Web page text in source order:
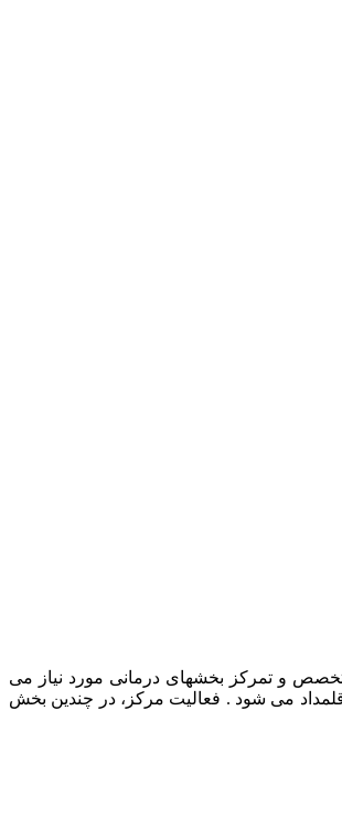
نیروهای متخصص و تمرکز بخشهای درمانی مورد نیاز می
می شود . فعالیت مرکز، در چندین بخش